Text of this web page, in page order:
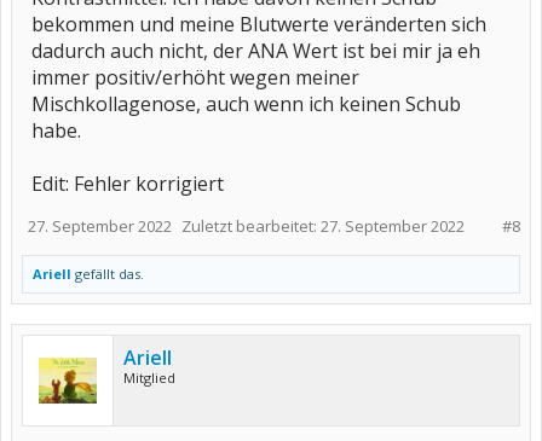
bekommen und meine Blutwerte veränderten sich
dadurch auch nicht, der ANA Wert ist bei mir ja eh
immer positiv/erhöht wegen meiner
Mischkollagenose, auch wenn ich keinen Schub
habe.
Edit: Fehler korrigiert
#8
27. September 2022 Zuletzt bearbeitet: 27. September 2022
Ariell gefällt das.
Ariell
Mitglied